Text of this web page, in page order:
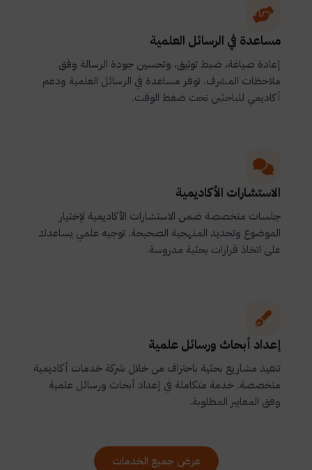
مساعدة في الرسائل العلمية
إعادة صياغة، ضبط توثيق، وتحسين جودة الرسالة وفق
ملاحظات المشرف. توفر مساعدة في الرسائل العلمية ودعم
أكاديمي للباحثين تحت ضغط الوقت.
الاستشارات الأكاديمية
جلسات متخصصة ضمن الاستشارات الأكاديمية لإختيار
الموضوع وتحديد المنهجية الصحيحة. توجيه علمي يساعدك
على اتخاذ قرارات بحثية مدروسة.
إعداد أبحاث ورسائل علمية
تنفيذ مشاريع بحثية باحتراف من خلال شركة خدمات أكاديمية
متخصصة. خدمة متكاملة في إعداد أبحاث ورسائل علمية
وفق المعايير المطلوبة.
عرض جميع الخدمات